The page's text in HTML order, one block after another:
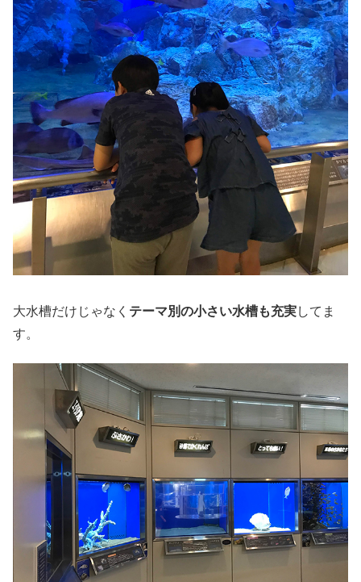
大水槽だけじゃなく テーマ別の小さい水槽も充実してま
す。